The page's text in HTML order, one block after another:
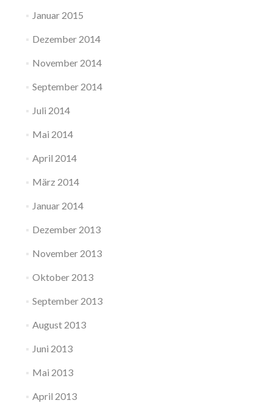
Januar 2015
Dezember 2014
November 2014
September 2014
Juli 2014
Mai 2014
April 2014
März 2014
Januar 2014
Dezember 2013
November 2013
Oktober 2013
September 2013
August 2013
Juni 2013
Mai 2013
April 2013